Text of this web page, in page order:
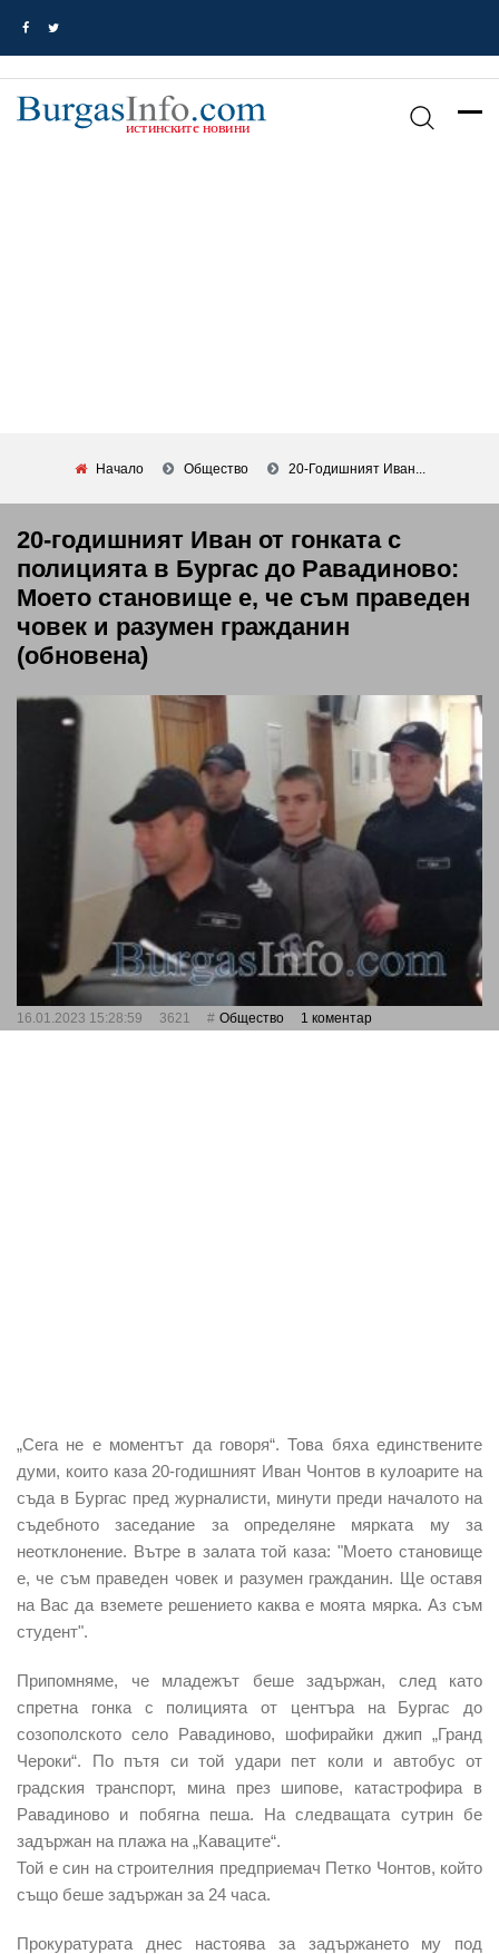
Начало Общество 20-Годишният Иван...
20-годишният Иван от гонката с
полицията в Бургас до Равадиново:
Моето становище е, че съм праведен
човек и разумен гражданин
(обновена)
16.01.2023 15:28:59 3621 Общество 1 коментар
„Сега не е моментът да говоря“. Това бяха единствените
думи, които каза 20-годишният Иван Чонтов в кулоарите на
съда в Бургас пред журналисти, минути преди началото на
съдебното заседание за определяне мярката му за
неотклонение. Вътре в залата той каза: "Моето становище
е, че съм праведен човек и разумен гражданин. Ще оставя
на Вас да вземете решението каква е моята мярка. Аз съм
студент".
Припомняме, че младежът беше задържан, след като
спретна гонка с полицията от центъра на Бургас до
созополското село Равадиново, шофирайки джип „Гранд
Чероки“. По пътя си той удари пет коли и автобус от
градския транспорт, мина през шипове, катастрофира в
Равадиново и побягна пеша. На следващата сутрин бе
задържан на плажа на „Каваците“.
Той е син на строителния предприемач Петко Чонтов, който
също беше задържан за 24 часа.
Прокуратурата днес настоява за задържането му под